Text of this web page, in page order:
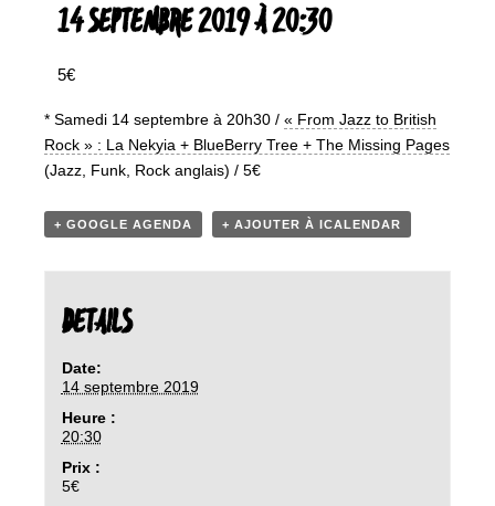
14 SEPTEMBRE 2019 À 20:30
5€
* Samedi 14 septembre à 20h30 / « From Jazz to British
Rock » : La Nekyia + BlueBerry Tree + The Missing Pages
(Jazz, Funk, Rock anglais) / 5€
+ GOOGLE AGENDA + AJOUTER À ICALENDAR
DETAILS
Date:
14 septembre 2019
Heure :
20:30
Prix :
5€